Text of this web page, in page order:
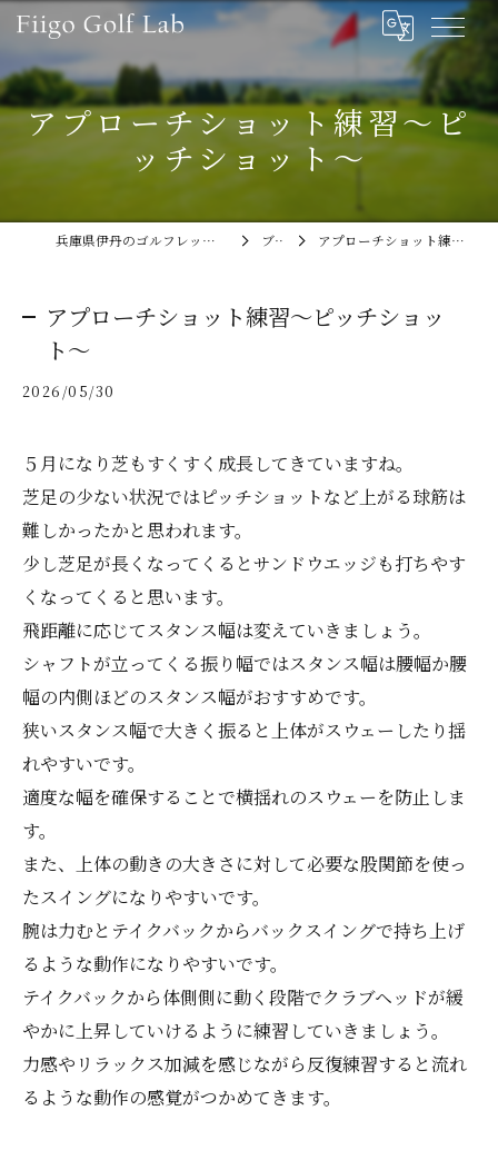
アプローチショット練習～ピ
ッチショット～
兵庫県伊丹のゴルフレッスンならFiigo Golf Lab ブログ アプローチショット練習～ピッチショット～
アプローチショット練習～ピッチショッ
ト～
2026/05/30
５月になり芝もすくすく成長してきていますね。
芝足の少ない状況ではピッチショットなど上がる球筋は
難しかったかと思われます。
少し芝足が長くなってくるとサンドウエッジも打ちやす
くなってくると思います。
飛距離に応じてスタンス幅は変えていきましょう。
シャフトが立ってくる振り幅ではスタンス幅は腰幅か腰
幅の内側ほどのスタンス幅がおすすめです。
狭いスタンス幅で大きく振ると上体がスウェーしたり揺
れやすいです。
適度な幅を確保することで横揺れのスウェーを防止しま
す。
また、上体の動きの大きさに対して必要な股関節を使っ
たスイングになりやすいです。
腕は力むとテイクバックからバックスイングで持ち上げ
るような動作になりやすいです。
テイクバックから体側側に動く段階でクラブヘッドが緩
やかに上昇していけるように練習していきましょう。
力感やリラックス加減を感じながら反復練習すると流れ
るような動作の感覚がつかめてきます。